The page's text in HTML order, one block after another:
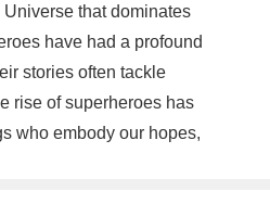
that dominates
have had a profound
stories often tackle
rise of superheroes has
who embody our hopes,